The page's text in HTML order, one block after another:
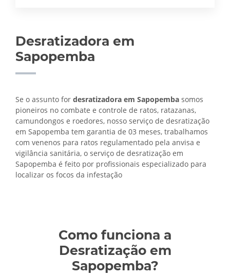
Desratizadora em
Sapopemba
Se o assunto for desratizadora em Sapopemba somos
pioneiros no combate e controle de ratos, ratazanas,
camundongos e roedores, nosso serviço de desratização
em Sapopemba tem garantia de 03 meses, trabalhamos
com venenos para ratos regulamentado pela anvisa e
vigilância sanitária, o serviço de desratização em
Sapopemba é feito por profissionais especializado para
localizar os focos da infestação
Como funciona a
Desratização em
Sapopemba?